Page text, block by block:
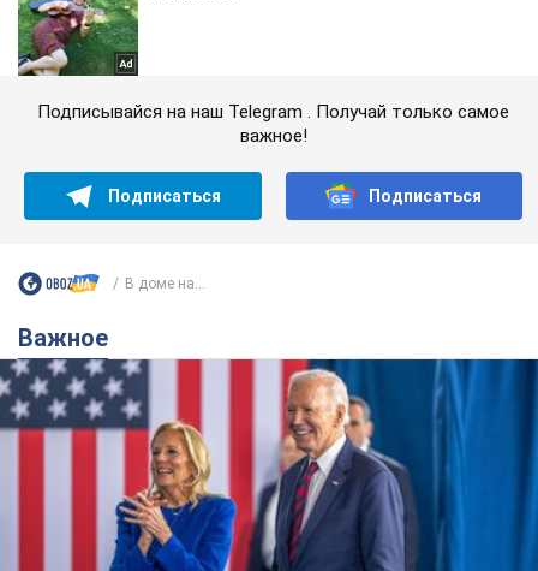
Подписывайся на наш Telegram . Получай только самое
важное!
Подписаться Подписаться
В доме на...
Важное